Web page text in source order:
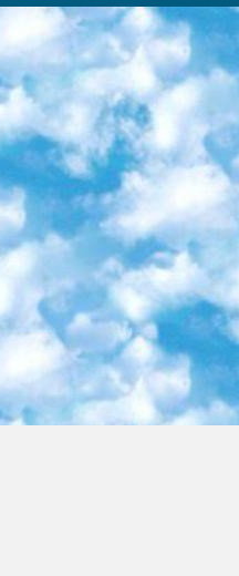
Выбрав заинтересовавшую вас специальность — SMM-специалист, фотограф, веб-дизайнер или другую, — увидите список необходимых для неё умений. Чтобы вы могли освоить их самостоятельно, для каждого умения площадка отображает подборку ссылок на учебные материалы. Хотя «Смартия» ориентируется на русскоязычную аудиторию, часть контента всё же доступна только на английском. 3. «Лекторий Физтеха» Проект Московского физико-технического института (Физтеха). С его помощью вы можете смотреть онлайн серии лекций, записанные на видео в этом вузе. В числе доступных предметов — физика, биология, химия, информационные технологии и другие. К некоторым лекциям администрация ресурса прилагает готовые конспекты, которые можно скачивать в PDF-формате. 4. ITMOcourses Онлайн-площадка Санкт-Петербургского национального исследовательского университета информационных технологий, механики и оптики (ИТМО). Ресурс предоставляет свободный доступ к курсам, разработанным в этом вузе. Каталог материалов разбит на четыре категории: «Оптические системы и технологии», «Приборостроение и робототехника», «Информационные технологии» и «Биотехнологии». Курсы состоят из видеолекций, интерактивных демонстраций и заданий. 5. «КиберЛенинка» Электронная научная библиотека открытого доступа. Каталог площадки регулярно обрастает текстами статей из различных научных изданий. Сгруппированные по журналам и рубрикам публикации можно читать онлайн или скачивать целиком в PDF-формате. Проект нацелен на популяризацию науки за счёт открытого доступа к качественной информации. 6. «ПостНаука» На этом ресурсе публикуют подборки видеолекций, составленные экспертами из разных отраслей и объединённые общими темами. Среди них, к примеру, есть серии «Биоинформатика и геномика», «Культура средневековой Скандинавии» и Cinema Studies о теории кино. Каждая подборка лекций — логически связанная история, рассказанная экспертом от первого лица. Кроме того, на сайте появляются научно-образовательные статьи и тесты на разные темы. 7. «Newочём» Команда проекта «Newочём» отбирает самые интересные тексты из англоязычных СМИ и переводит